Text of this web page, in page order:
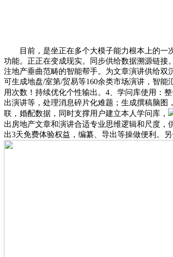
目前，是坐正在多个大模子能力根本上的一次
功能。正正在变成现实。同步供给数据溯源链
注地产垂曲范畴的智能帮手。为文章演讲供给双
可生成地盘/室第/贸易等160余类市场演讲，智
用次数！持续优化个性输出。4、学问库使用：
出演讲等，处理消息碎片化难题；生成撰稿脑
联，婚配数据，同时支撑用户建立本人学问库，
出房地产文章和演讲合适专业思维逻辑和尺度，
出3天免费体验权益，编纂、导出等操做便利。